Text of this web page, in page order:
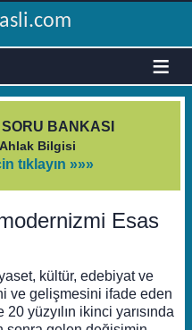
≡
BANKASI
Bilgisi
tıklayın »»»
Esas
kültür, edebiyat ve
ve gelişmesini ifade eden
yüzyılın ikinci yarısında